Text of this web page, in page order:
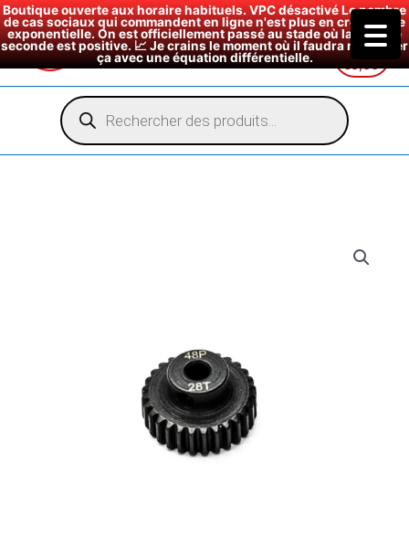
Boutique ouverte aux horaire habituels. VPC désactivé Le nombre
de cas sociaux qui commandent en ligne n'est plus en croissance
exponentielle. On est officiellement passé au stade où la dérivée
seconde est positive. 📈 Je crains le moment où il faudra modéliser
ça avec une équation différentielle.
€0,00
Recherche
de
produits